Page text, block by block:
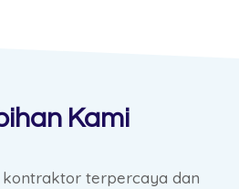
Kami
terpercaya dan